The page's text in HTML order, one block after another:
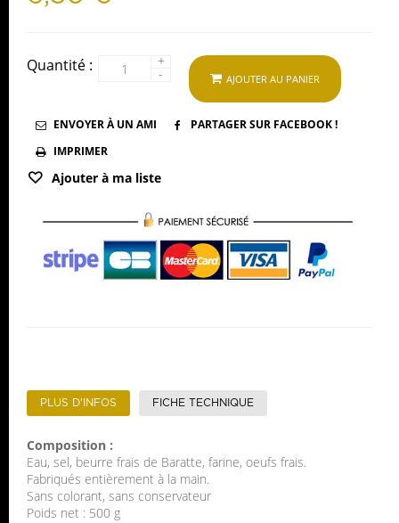
Quantité : +
- AJOUTER AU PANIER
ENVOYER À UN AMI
PARTAGER SUR FACEBOOK !
IMPRIMER
Ajouter à ma liste
PLUS D'INFOS FICHE TECHNIQUE
Composition :
Eau, sel, beurre frais de Baratte, farine, oeufs frais.
Fabriqués entièrement à la main.
Sans colorant, sans conservateur
Poids net : 500 g